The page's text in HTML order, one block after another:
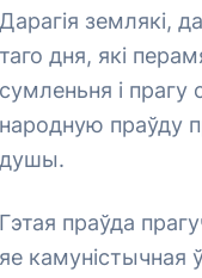
Дарагія землякі,
таго дня, які
сумленьня і прагу
народную праўду
душы.
Гэтая праўда
яе камуністычная